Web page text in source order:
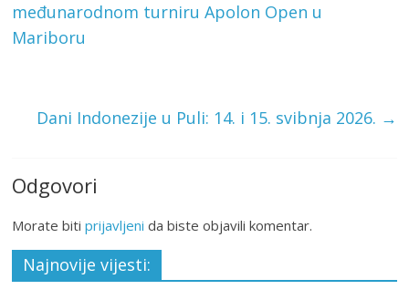
međunarodnom turniru Apolon Open u
Mariboru
Dani Indonezije u Puli: 14. i 15. svibnja 2026. →
Odgovori
Morate bitiprijavljeni da biste objavili komentar.
Najnovije vijesti: